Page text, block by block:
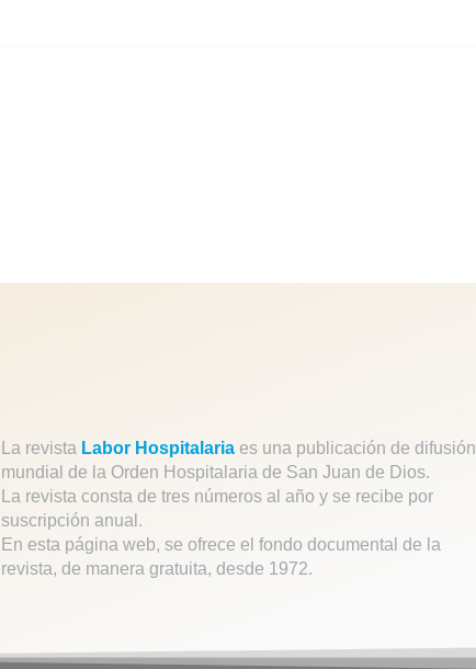
La revista Labor Hospitalariaes una publicación de difusión
mundial de la Orden Hospitalaria de San Juan de Dios.
La revista consta de tres números al año y se recibe por
suscripción anual.
En esta página web, se ofrece el fondo documental de la
revista, de manera gratuita, desde 1972.